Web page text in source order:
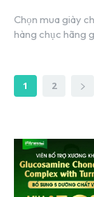
Chọn mua giày
hàng chục hãng
1 2